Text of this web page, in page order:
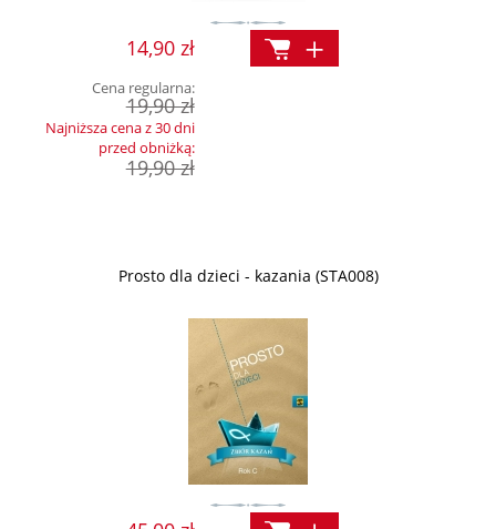
14,90 zł
Cena regularna:
19,90 zł
Najniższa cena z 30 dni
przed obniżką:
19,90 zł
Prosto dla dzieci - kazania (STA008)